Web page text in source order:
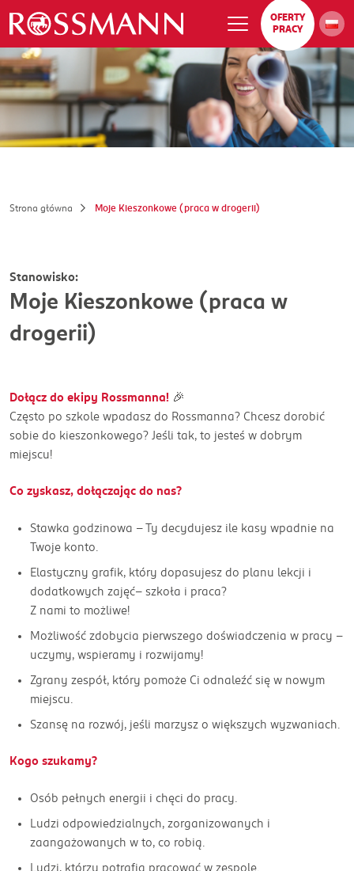
OFERTY
PRACY
Strona główna Moje Kieszonkowe (praca w drogerii)
Stanowisko:
Moje Kieszonkowe (praca w
drogerii)
Dołącz do ekipy Rossmanna! 🎉
Często po szkole wpadasz do Rossmanna? Chcesz dorobić
sobie do kieszonkowego? Jeśli tak, to jesteś w dobrym
miejscu!
Co zyskasz, dołączając do nas?
Stawka godzinowa - Ty decydujesz ile kasy wpadnie na
Twoje konto.
Elastyczny grafik, który dopasujesz do planu lekcji i
dodatkowych zajęć– szkoła i praca?
Z nami to możliwe!
Możliwość zdobycia pierwszego doświadczenia w pracy –
uczymy, wspieramy i rozwijamy!
Zgrany zespół, który pomoże Ci odnaleźć się w nowym
miejscu.
Szansę na rozwój, jeśli marzysz o większych wyzwaniach.
Kogo szukamy?
Osób pełnych energii i chęci do pracy.
Ludzi odpowiedzialnych, zorganizowanych i
zaangażowanych w to, co robią.
Ludzi, którzy potrafią pracować w zespole.